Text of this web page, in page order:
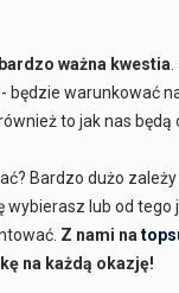
ważna kwestia
będzie warunkować
to jak nas będą
Bardzo dużo
wybierasz lub od tego
Z nami na
na każdą okazję!